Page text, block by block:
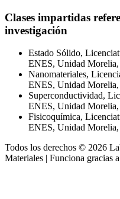
Clases impartidas
investigación
Estado Sólido,
ENES, Unidad
Nanomateriales,
ENES, Unidad
Superconductividad,
ENES, Unidad
Fisicoquímica,
ENES, Unidad
Todos los derechos © 2026
Materiales | Funciona gracias a